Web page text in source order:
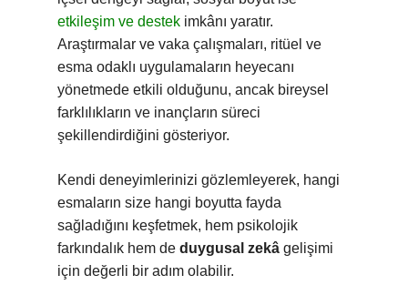
etkileşim ve destek imkânı yaratır.
Araştırmalar ve vaka çalışmaları, ritüel ve
esma odaklı uygulamaların heyecanı
yönetmede etkili olduğunu, ancak bireysel
farklılıkların ve inançların süreci
şekillendirdiğini gösteriyor.
Kendi deneyimlerinizi gözlemleyerek, hangi
esmaların size hangi boyutta fayda
sağladığını keşfetmek, hem psikolojik
farkındalık hem de duygusal zekâ gelişimi
için değerli bir adım olabilir.